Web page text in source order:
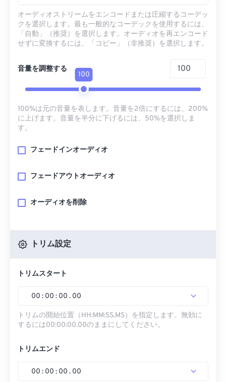
オーディオストリームをエンコードまたは圧縮するコーデッ
クを選択します。最も一般的なコーデックを使用するには、
「自動」（推奨）を選択します。オーディオを再エンコード
せずに変換するには、「コピー」（非推奨）を選択します。
音量を調整する
100
100%は元の音量を表します。音量を2倍にするには、200%
に上げます。音量を半分に下げるには、50%を選択しま
す。
フェードインオーディオ
フェードアウトオーディオ
オーディオを削除
トリム設定
トリムスタート
00 : 00 : 00 . 00
トリムの開始位置（HH:MM:SS.MS）を指定します。無効に
するには00:00:00.00のままにしてください。
トリムエンド
00 : 00 : 00 . 00